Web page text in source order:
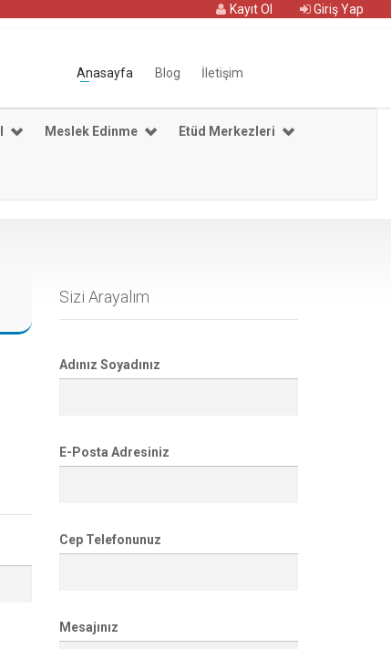
Giriş Yap
Kayıt Ol
Anasayfa Blog İletişim
Meslek Edinme Etüd Merkezleri
Sizi Arayalım
Adınız Soyadınız
E-Posta Adresiniz
Cep Telefonunuz
Mesajınız